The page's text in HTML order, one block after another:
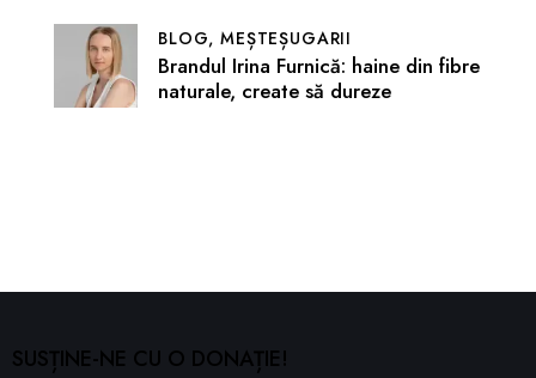
BLOG,MEȘTEȘUGARII
Brandul Irina Furnică: haine din fibre
naturale, create să dureze
SUSȚINE-NE CU O DONAȚIE!